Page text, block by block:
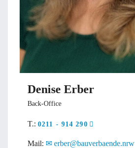
Denise Erber
Back-Office
T.: 0211 - 914 290
Mail: erber@bauverbaende.nrw